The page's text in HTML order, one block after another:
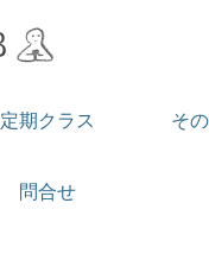
定期クラス そ
問合せ